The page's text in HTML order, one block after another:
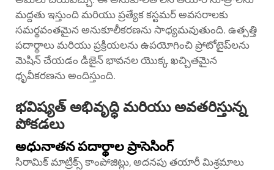
మద్దతు ఇస్తుంది మరియు ప్రత్యేక కస్టమర్ అవసరాలకు
సమర్థవంతమైన అనుకూలీకరణను సాధ్యమవుతుంది. ఉత్పత్తి
పదార్థాలు మరియు ప్రక్రియలను ఉపయోగించి ప్రోటోటైప్‌లను
మెషిన్ చేయడం డిజైన్ భావనల యొక్క ఖచ్చితమైన
ధృవీకరణను అందిస్తుంది.
భవిష్యత్ అభివృద్ధి మరియు అవతరిస్తున్న
పోకడలు
అధునాతన పదార్థాల ప్రాసెసింగ్
సిరామిక్ మాట్రిక్స్ కాంపోజిట్లు, అదనపు తయారీ మిశ్రమాలు